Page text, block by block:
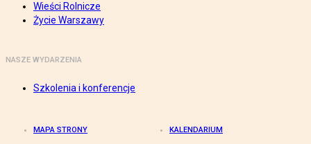
Wieści Rolnicze
Życie Warszawy
NASZE WYDARZENIA
Szkolenia i konferencje
MAPA STRONY KALENDARIUM